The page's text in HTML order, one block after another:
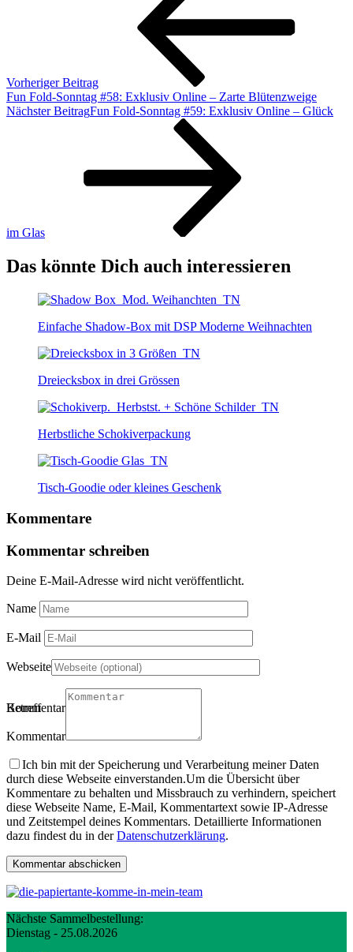
Vorheriger Beitrag
Fun Fold-Sonntag #58: Exklusiv Online – Zarte Blütenzweige
Nächster BeitragFun Fold-Sonntag #59: Exklusiv Online – Glück
im Glas
Das könnte Dich auch interessieren
Einfache Shadow-Box mit DSP Moderne Weihnachten
Dreiecksbox in drei Grössen
Herbstliche Schokiverpackung
Tisch-Goodie oder kleines Geschenk
Kommentare
Kommentar schreiben
Deine E-Mail-Adresse wird nicht veröffentlicht.
Name
E-Mail
Webseite
Betreff
Kommentartitel
Kommentar
Ich bin mit der Speicherung und Verarbeitung meiner Daten
durch diese Webseite einverstanden.Um die Übersicht über
Kommentare zu behalten und Missbrauch zu verhindern, speichert
diese Webseite Name, E-Mail, Kommentartext sowie IP-Adresse
und Zeitstempel deines Kommentars. Detaillierte Informationen
dazu findest du in derDatenschutzerklärung.
Nächste Sammelbestellung:
Dienstag - 25.08.2026